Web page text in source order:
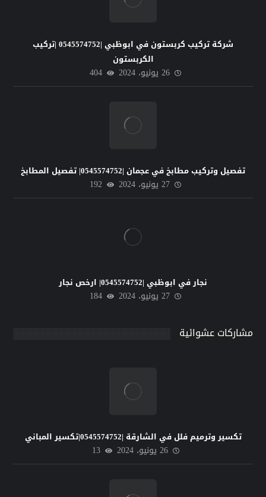
شركة تركيب كربستون في ابوظبي |0545574752 |تركيب
الكربستون
26 يونيو، 2024 404
تفصيل وتركيب مطابخ في عجمان |0545574752| تفصيل المطابخ
27 يونيو، 2024 192
نجار في ابوظبي |0545574752| ارخص نجار
27 يونيو، 2024 184
مشاركات عشوائية
تكسير وترميم فلل في الشارقة |0545574752|تكسير المباني
26 يونيو، 2024 13